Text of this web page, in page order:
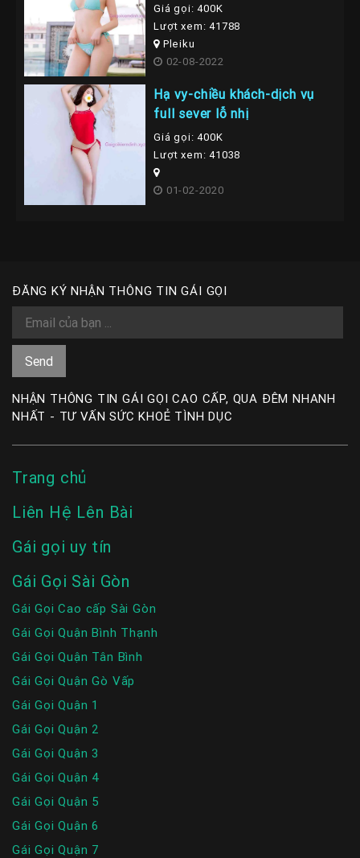
Giá gọi: 400K
Lượt xem: 41788
Pleiku
02-08-2022
Hạ vy-chiều khách-dịch vụ
full sever lỗ nhị
Giá gọi: 400K
Lượt xem: 41038
01-02-2020
ĐĂNG KÝ NHẬN THÔNG TIN GÁI GỌI
NHẬN THÔNG TIN GÁI GỌI CAO CẤP, QUA ĐÊM NHANH
NHẤT - TƯ VẤN SỨC KHOẺ TÌNH DỤC
Trang chủ
Liên Hệ Lên Bài
Gái gọi uy tín
Gái Gọi Sài Gòn
Gái Gọi Cao cấp Sài Gòn
Gái Gọi Quận Bình Thạnh
Gái Gọi Quận Tân Bình
Gái Gọi Quận Gò Vấp
Gái Gọi Quận 1
Gái Gọi Quận 2
Gái Gọi Quận 3
Gái Gọi Quận 4
Gái Gọi Quận 5
Gái Gọi Quận 6
Gái Gọi Quận 7